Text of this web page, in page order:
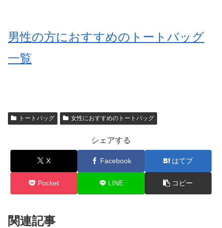
男性の方におすすめのトートバッグ
一覧
トートバッグ 女性におすすめのトートバッグ
シェアする
X Facebook はてブ
Pocket LINE コピー
関連記事